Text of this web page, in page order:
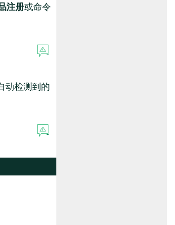
注册或命令
动检测到的